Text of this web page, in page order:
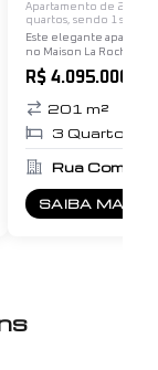
Apartamento de 201
quartos, sendo 1 suíte e
morar.
Este elegante
no Maison La Rochelle
ideal para quem busca
sofisticação em um só
R$ 4.095.000
201 m²
3 Quartos /
SAIBA MAIS
SOBRE